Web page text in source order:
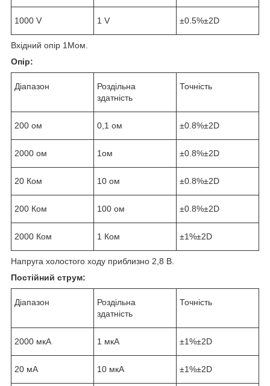
1000 V 1 V ±0.5%±2D
Вхідний опір 1Мом.
Опір:
Діапазон
Роздільна
здатність
Точність
200 ом 0,1 ом ±0.8%±2D
2000 ом 1ом ±0.8%±2D
20 Ком 10 ом ±0.8%±2D
200 Ком 100 ом ±0.8%±2D
2000 Ком 1 Ком ±1%±2D
Напруга холостого ходу приблизно 2,8 В.
Постійний струм:
Діапазон
Роздільна
здатність
Точність
2000 мкА 1 мкА ±1%±2D
20 мА 10 мкА ±1%±2D